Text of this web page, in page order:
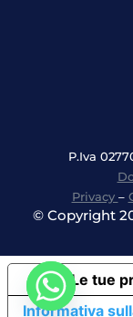
P.Iva
Privacy –
© Copyright
Informativa
Le tue